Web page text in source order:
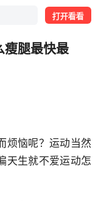
打开看看
瘦腿最快最
烦恼呢？运动当然
天生就不爱运动怎